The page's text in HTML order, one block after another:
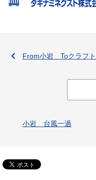
From小岩 Toクラフ
小岩 台風一過